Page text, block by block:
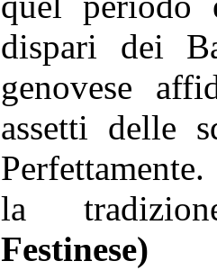
dispari dei
genovese
assetti delle
la
Festinese)